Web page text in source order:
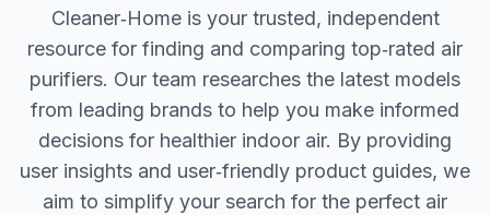
Cleaner‐Home is your trusted, independent
resource for finding and comparing top‐rated air
purifiers. Our team researches the latest models
from leading brands to help you make informed
decisions for healthier indoor air. By providing
user insights and user‐friendly product guides, we
aim to simplify your search for the perfect air